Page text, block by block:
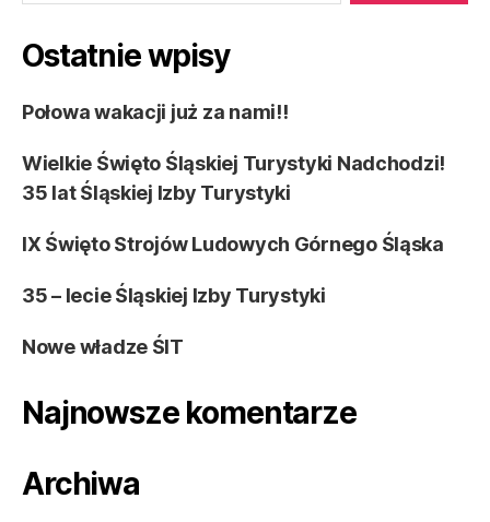
Ostatnie wpisy
Połowa wakacji już za nami!!
Wielkie Święto Śląskiej Turystyki Nadchodzi!
35 lat Śląskiej Izby Turystyki
IX Święto Strojów Ludowych Górnego Śląska
35 – lecie Śląskiej Izby Turystyki
Nowe władze ŚIT
Najnowsze komentarze
Archiwa